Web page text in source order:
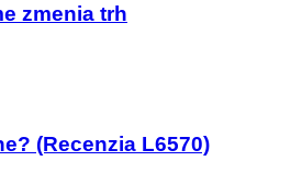
zmenia trh
(Recenzia L6570)